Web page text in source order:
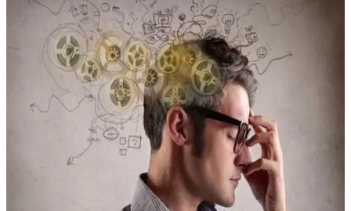
Клиническая психология
Когнитивная психотерапия эмоциональных и
личностных расстройств
Программа направлена на формирование и развитие навыков
диагностики и психотерапии эпидемиологически значимых
расстройств (депрессивных, тревожных, личностных) разного
200 часов